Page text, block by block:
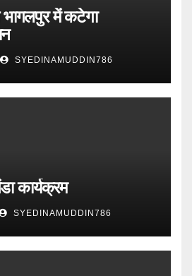
में कटेगा
SYEDINAMUDDIN786
कार्यक्रम
SYEDINAMUDDIN786